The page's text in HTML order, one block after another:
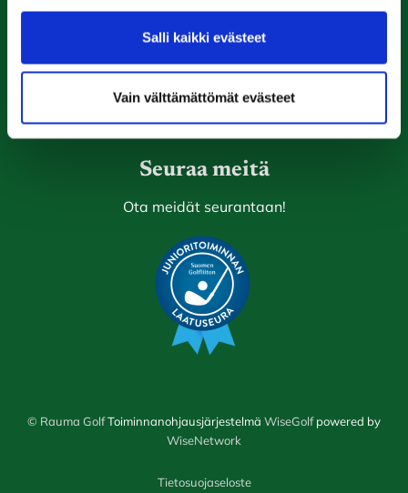
Salli kaikki evästeet
Vain välttämättömät evästeet
Ala-Pomppustentie 20
Seuraa meitä
Ota meidät seurantaan!
© Rauma GolfToiminnanohjausjärjestelmä WiseGolfpowered by
WiseNetwork
Tietosuojaseloste